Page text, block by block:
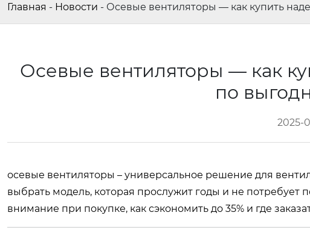
Главная - Новости - Осевые вентиляторы — как купить
Осевые вентиляторы — как
по
2025-
осевые вентиляторы – универсальное решение для
выбрать модель, которая прослужит годы и не потребует
внимание при покупке, как сэкономить до 35% и где